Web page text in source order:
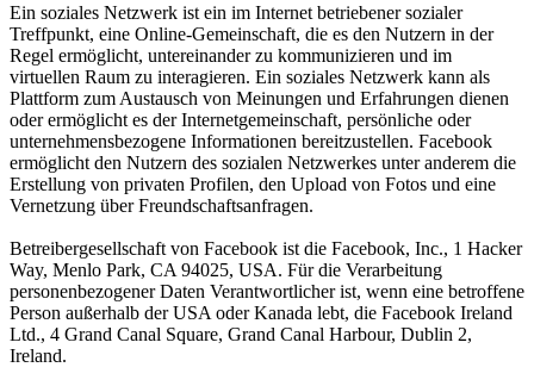
Ein soziales Netzwerk ist ein im Internet betriebener sozialer
Treffpunkt, eine Online-Gemeinschaft, die es den Nutzern in der
Regel ermöglicht, untereinander zu kommunizieren und im
virtuellen Raum zu interagieren. Ein soziales Netzwerk kann als
Plattform zum Austausch von Meinungen und Erfahrungen dienen
oder ermöglicht es der Internetgemeinschaft, persönliche oder
unternehmensbezogene Informationen bereitzustellen. Facebook
ermöglicht den Nutzern des sozialen Netzwerkes unter anderem die
Erstellung von privaten Profilen, den Upload von Fotos und eine
Vernetzung über Freundschaftsanfragen.
Betreibergesellschaft von Facebook ist die Facebook, Inc., 1 Hacker
Way, Menlo Park, CA 94025, USA. Für die Verarbeitung
personenbezogener Daten Verantwortlicher ist, wenn eine betroffene
Person außerhalb der USA oder Kanada lebt, die Facebook Ireland
Ltd., 4 Grand Canal Square, Grand Canal Harbour, Dublin 2,
Ireland.